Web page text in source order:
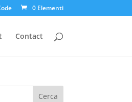
0 Elementi
Contact
Cerca